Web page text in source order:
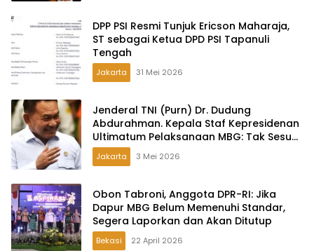
DPP PSI Resmi Tunjuk Ericson Maharaja,
ST sebagai Ketua DPD PSI Tapanuli
Tengah
Jakarta 31 Mei 2026
Jenderal TNI (Purn) Dr. Dudung
Abdurahman. Kepala Staf Kepresidenan
Ultimatum Pelaksanaan MBG: Tak Sesuai
Aturan di Lapangan, Akan Dibabat
Jakarta 3 Mei 2026
Obon Tabroni, Anggota DPR-RI: Jika
Dapur MBG Belum Memenuhi Standar,
Segera Laporkan dan Akan Ditutup
Bekasi 22 April 2026